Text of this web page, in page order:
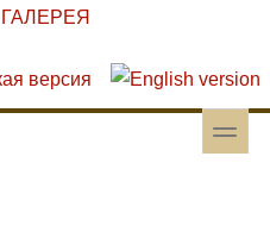
toggle